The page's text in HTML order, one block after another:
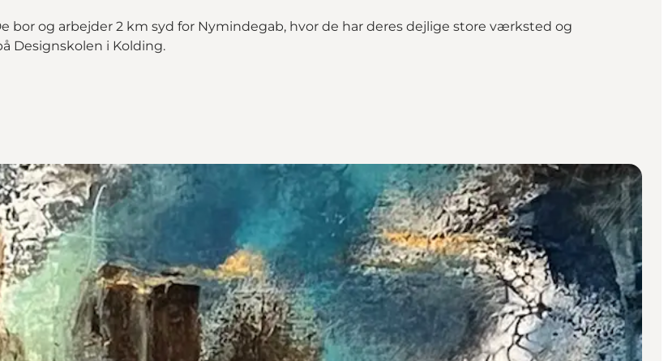
bor og arbejder 2 km syd for Nymindegab, hvor de har deres dejlige store værksted og
Designskolen i Kolding.